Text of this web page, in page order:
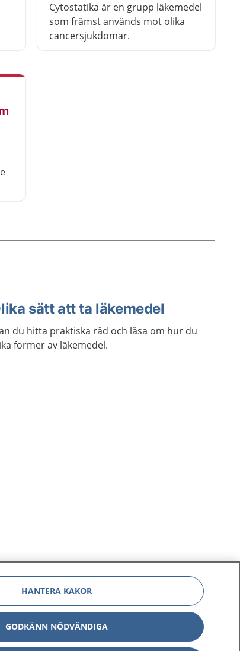
Cytostatika är en grupp läkemedel
som främst används mot olika
cancersjukdomar.
sätt att ta läkemedel
du hitta praktiska råd och läsa om hur du
former av läkemedel.
HANTERA KAKOR
GODKÄNN NÖDVÄNDIGA